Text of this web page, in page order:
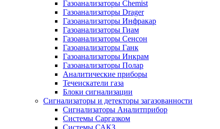
Газоанализаторы Chemist
Газоанализаторы Drager
Газоанализаторы Инфракар
Газоанализаторы Гиам
Газоанализаторы Сенсон
Газоанализаторы Ганк
Газоанализаторы Инкрам
Газоанализаторы Полар
Аналитические приборы
Течеискатели газа
Блоки сигнализации
Сигнализаторы и детекторы загазованности
Сигнализаторы Аналитприбор
Системы Саргазком
Системы САКЗ